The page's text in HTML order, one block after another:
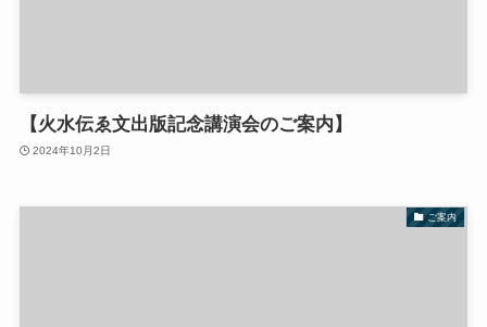
【火水伝ゑ文出版記念講演会のご案内】
2024年10月2日
ご案内